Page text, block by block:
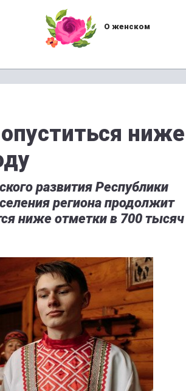
О женском
ниже
развития Республики
региона продолжит
ниже отметки в 700 тысяч